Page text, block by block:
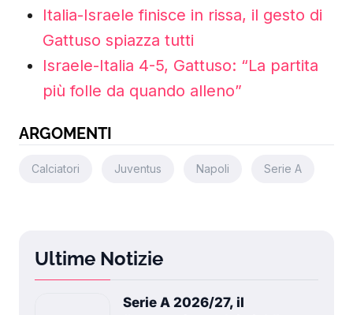
Italia-Israele finisce in rissa, il gesto di
Gattuso spiazza tutti
Israele-Italia 4-5, Gattuso: “La partita
più folle da quando alleno”
ARGOMENTI
Calciatori Juventus Napoli Serie A
Ultime Notizie
Serie A 2026/27, il